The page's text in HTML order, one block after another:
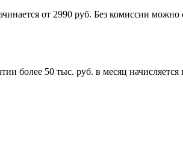
от 2990 руб. Без комиссии
более 50 тыс. руб. в месяц